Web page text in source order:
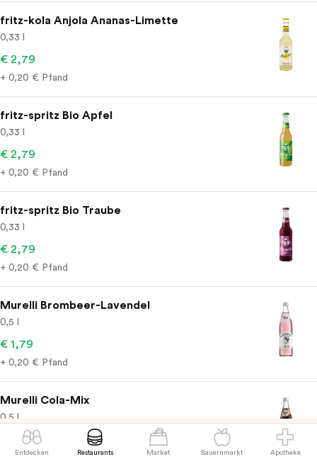
fritz-kola Anjola Ananas-Limette
0,33 l
€ 2,79
+ 0,20 € Pfand
fritz-spritz Bio Apfel
0,33 l
€ 2,79
+ 0,20 € Pfand
fritz-spritz Bio Traube
0,33 l
€ 2,79
+ 0,20 € Pfand
Murelli Brombeer-Lavendel
0,5 l
€ 1,79
+ 0,20 € Pfand
Murelli Cola-Mix
0,5 l
€ 1,79
+ 0,20 € Pfand
Entdecken Restaurants Market Bauernmarkt Apotheke